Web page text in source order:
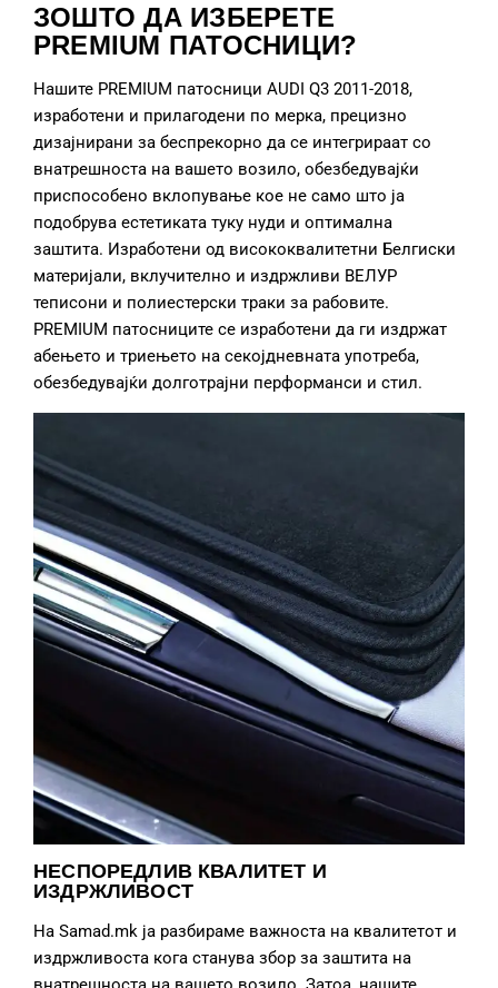
ЗОШТО ДА ИЗБЕРЕТЕ
PREMIUM ПАТОСНИЦИ?
Нашите PREMIUM патосници AUDI Q3 2011-2018,
изработени и прилагодени по мерка, прецизно
дизајнирани за беспрекорно да се интегрираат со
внатрешноста на вашето возило, обезбедувајќи
приспособено вклопување кое не само што ја
подобрува естетиката туку нуди и оптимална
заштита. Изработени од висококвалитетни Белгиски
материјали, вклучително и издржливи ВЕЛУР
теписони и полиестерски траки за рабовите.
PREMIUM патосниците се изработени да ги издржат
абењето и триењето на секојдневната употреба,
обезбедувајќи долготрајни перформанси и стил.
НЕСПОРЕДЛИВ КВАЛИТЕТ И
ИЗДРЖЛИВОСТ
На Samad.mk ја разбираме важноста на квалитетот и
издржливоста кога станува збор за заштита на